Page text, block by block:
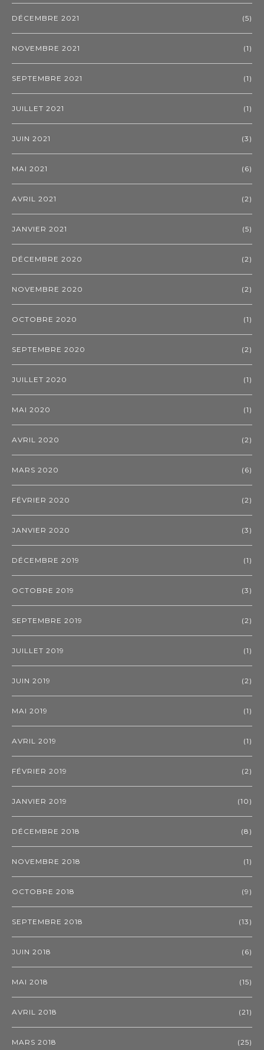
DÉCEMBRE 2021 (5)
NOVEMBRE 2021 (1)
SEPTEMBRE 2021 (1)
JUILLET 2021 (1)
JUIN 2021 (3)
MAI 2021 (6)
AVRIL 2021 (2)
JANVIER 2021 (5)
DÉCEMBRE 2020 (2)
NOVEMBRE 2020 (2)
OCTOBRE 2020 (1)
SEPTEMBRE 2020 (2)
JUILLET 2020 (1)
MAI 2020 (1)
AVRIL 2020 (2)
MARS 2020 (6)
FÉVRIER 2020 (2)
JANVIER 2020 (3)
DÉCEMBRE 2019 (1)
OCTOBRE 2019 (3)
SEPTEMBRE 2019 (2)
JUILLET 2019 (1)
JUIN 2019 (2)
MAI 2019 (1)
AVRIL 2019 (1)
FÉVRIER 2019 (2)
JANVIER 2019 (10)
DÉCEMBRE 2018 (8)
NOVEMBRE 2018 (1)
OCTOBRE 2018 (9)
SEPTEMBRE 2018 (13)
JUIN 2018 (6)
MAI 2018 (15)
AVRIL 2018 (21)
MARS 2018 (25)